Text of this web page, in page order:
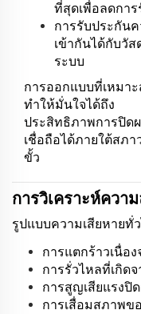
ที่สุดเพื่อลดการ
การรับประกัน
เข้ากันได้กับวัส
ระบบ
การออกแบบที่เหมาะ
ทำให้มั่นใจได้ถึง
ประสิทธิภาพการปิด
เชื่อถือได้ภายใต้สภา
ขั้ว
การวิเคราะห์ควา
รูปแบบความเสียหายทั่
การแตกร้าวเนื่อ
การรั่วไหลที่เกิด
การสูญเสียแรงปิ
การเสื่อมสภาพข